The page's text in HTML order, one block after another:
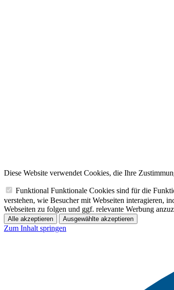
Diese Website verwendet Cookies, die Ihre
Funktional Funktionale Cookies sind für die
verstehen, wie Besucher mit Webseiten interagieren,
Webseiten zu folgen und ggf. relevante Werbung
Alle akzeptieren Ausgewählte akzeptieren
Zum Inhalt springen